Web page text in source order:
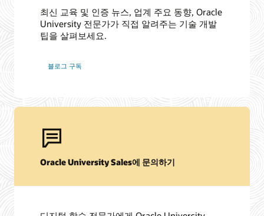
최신 교육 및 인증 뉴스, 업계 주요 동향, Oracle
University 전문가가 직접 알려주는 기술 개발
팁을 살펴보세요.
블로그 구독
Oracle University Sales에 문의하기